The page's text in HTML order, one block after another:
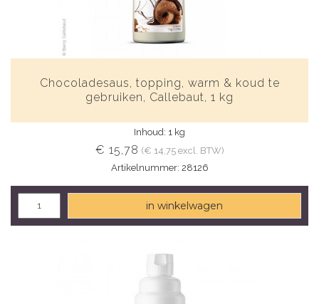
Chocoladesaus, topping, warm & koud te
gebruiken, Callebaut, 1 kg
Inhoud: 1 kg
€ 15,78 (€ 14,75 excl. BTW)
Artikelnummer: 28126
in winkelwagen